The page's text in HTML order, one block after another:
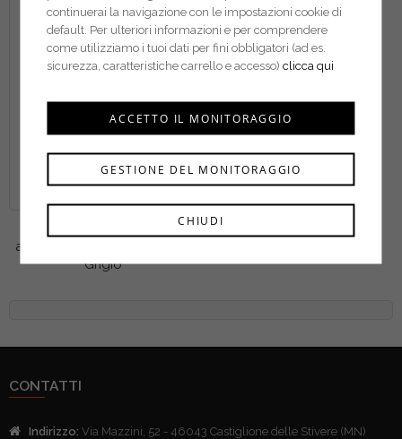
antinfortunistiche Cairo S1P
Grigio
CONTATTI
Indirizzo: Via Mazzini, 52 - 46043 Castiglione delle Stivere (MN)
continuerai la navigazione con le impostazioni cookie di
default. Per ulteriori informazioni e per comprendere
come utilizziamo i tuoi dati per fini obbligatori (ad es.
sicurezza, caratteristiche carrello e accesso)clicca qui
CHIUDI
GESTIONE DEL MONITORAGGIO
ACCETTO IL MONITORAGGIO